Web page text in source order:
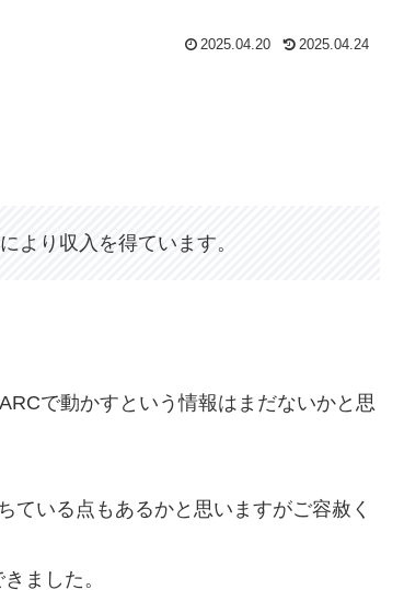
2025.04.20 2025.04.24
より収入を得ています。
で動かすという情報はまだないかと思
ている点もあるかと思いますがご容赦く
ました。